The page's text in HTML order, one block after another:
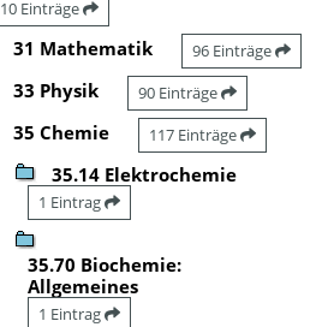
10 Einträge
31 Mathematik 96 Einträge
33 Physik 90 Einträge
35 Chemie 117 Einträge
35.14 Elektrochemie
1 Eintrag
35.70 Biochemie:
Allgemeines
1 Eintrag